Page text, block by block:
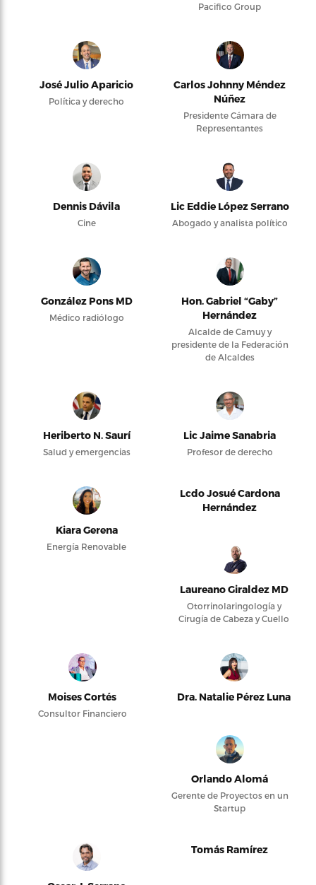
Pacifico Group
José Julio Aparicio
Política y derecho
Carlos Johnny Méndez
Núñez
Presidente Cámara de
Representantes
Dennis Dávila
Cine
Lic Eddie López Serrano
Abogado y analista político
González Pons MD
Médico radiólogo
Hon. Gabriel “Gaby”
Hernández
Alcalde de Camuy y
presidente de la Federación
de Alcaldes
Heriberto N. Saurí
Salud y emergencias
Lic Jaime Sanabria
Profesor de derecho
Kiara Gerena
Energía Renovable
Lcdo Josué Cardona
Hernández
Laureano Giraldez MD
Otorrinolaringología y
Cirugía de Cabeza y Cuello
Moises Cortés
Consultor Financiero
Dra. Natalie Pérez Luna
Orlando Alomá
Gerente de Proyectos en un
Startup
Tomás Ramírez